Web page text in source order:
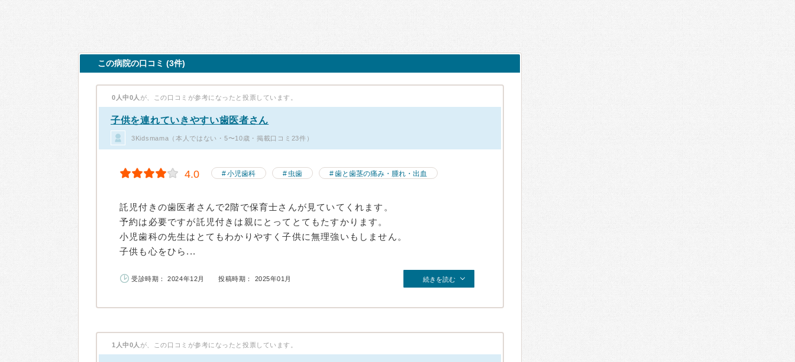
この病院の口コミ (3件)
0人中0人 が、この口コミが参考になったと投票しています。
子供を連れていきやすい歯医者さん
3Kidsmama（本人ではない・5〜10歳・掲載口コミ23件）
4.0 小児歯科 虫歯 歯と歯茎の痛み・腫れ・出血
託児付きの歯医者さんで2階で保育士さんが見ていてくれます。
予約は必要ですが託児付きは親にとってとてもたすかります。
小児歯科の先生はとてもわかりやすく子供に無理強いもしません。
子供も心をひら...
受診時期： 2024年12月 投稿時期： 2025年01月 続きを読む
1人中0人 が、この口コミが参考になったと投票しています。